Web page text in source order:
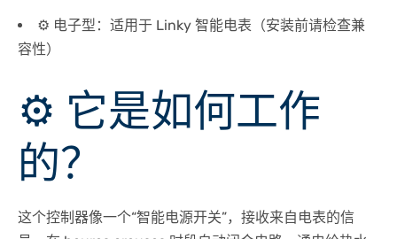
⚙️ 电子型：适用于 Linky 智能电表（安装前请检查兼
容性）
⚙️ 它是如何工作
的？
这个控制器像一个“智能电源开关”，接收来自电表的信